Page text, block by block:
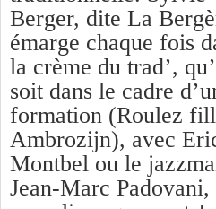
Berger, dite La
émarge chaque fois
la crème du trad’,
soit dans le cadre
formation (Roulez
Ambrozijn), avec
Montbel ou le
Jean-Marc